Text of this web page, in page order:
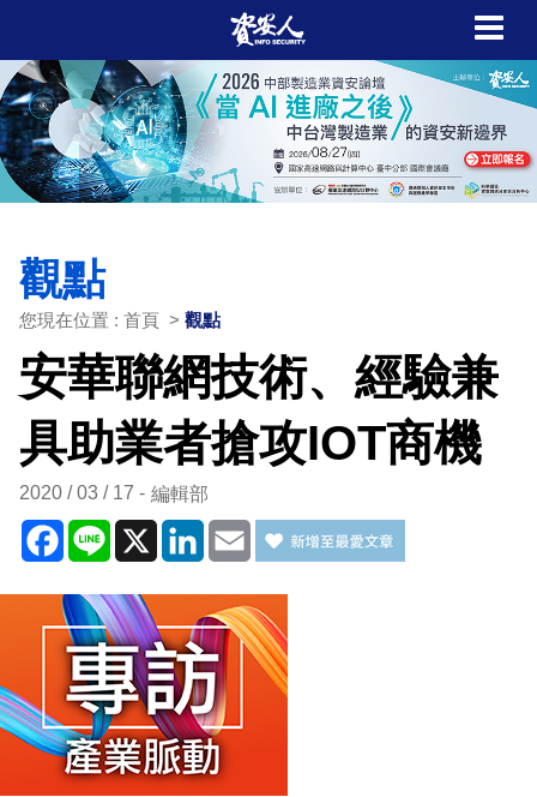
觀點
您現在位置 : 首頁 > 觀點
安華聯網技術、經驗兼
具助業者搶攻IOT商機
2020 / 03 / 17 編輯部
Facebook
Line X LinkedIn
Email